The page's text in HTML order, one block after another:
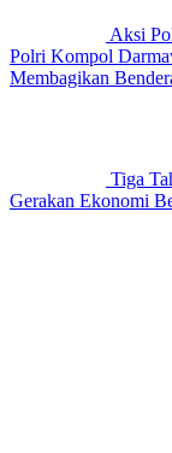
Aksi
Polri Kompol
Membagikan
Tiga
Gerakan Ekonomi